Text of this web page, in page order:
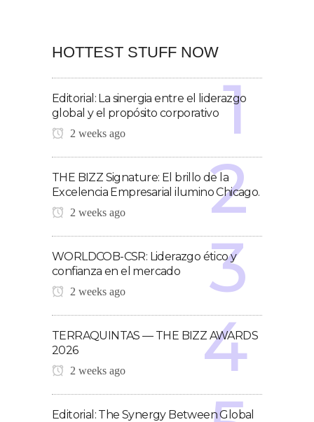
HOTTEST STUFF NOW
Editorial: La sinergia entre el liderazgo
global y el propósito corporativo
2 weeks ago
THE BIZZ Signature: El brillo de la
Excelencia Empresarial ilumino Chicago.
2 weeks ago
WORLDCOB-CSR: Liderazgo ético y
confianza en el mercado
2 weeks ago
TERRAQUINTAS — THE BIZZ AWARDS
2026
2 weeks ago
Editorial: The Synergy Between Global